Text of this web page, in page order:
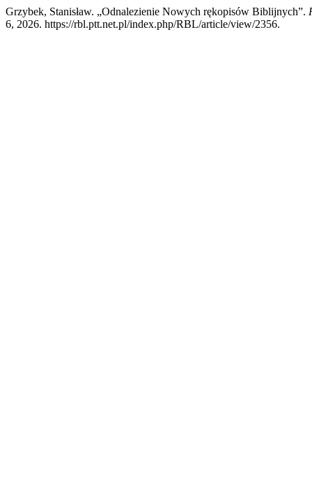
Grzybek, Stanisław. „Odnalezienie Nowych rękopisów Biblijnych”.
6, 2026. https://rbl.ptt.net.pl/index.php/RBL/article/view/2356.